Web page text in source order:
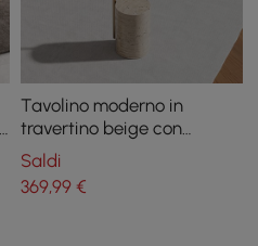
Tavolino moderno in
travertino beige con
acciaio inossidabile con
cornice dorata
Saldi
369,99€